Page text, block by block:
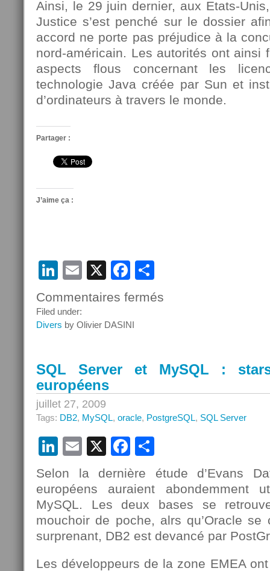
Ainsi, le 29 juin dernier, aux Etats-
Justice s’est penché sur le dossier
accord ne porte pas préjudice à la
nord-américain. Les autorités ont ainsi
aspects flous concernant les
technologie Java créée par Sun et
d’ordinateurs à travers le monde.
Partager :
J’aime ça :
LinkedIn
Email
X Facebook
Commentaires fermés
le
de
par
Filed under:
Divers by Olivier DASINI
SQL Server et MySQL :
européens
juillet 27, 2009
Tags: DB2, MySQL, oracle, PostgreSQL, SQL Server
LinkedIn
Email
X Facebook
Selon la dernière étude d’Evans
européens auraient abondemment
MySQL. Les deux bases se
mouchoir de poche, alrs qu’Oracle se
surprenant, DB2 est devancé par
Les développeurs de la zone EMEA